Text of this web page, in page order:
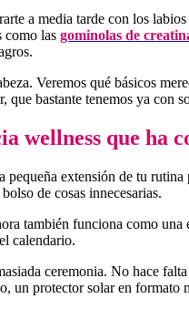
a media tarde con los
como las gominolas de
Veremos qué básicos
bastante tenemos ya
wellness que ha
extensión de tu
de cosas innecesarias.
también funciona como
calendario.
ceremonia. No hace
un protector solar en